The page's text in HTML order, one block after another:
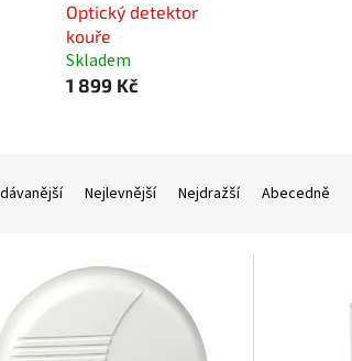
Optický detektor
kouře
Skladem
1 899 Kč
Nejlevnější Nejdražší Abecedně